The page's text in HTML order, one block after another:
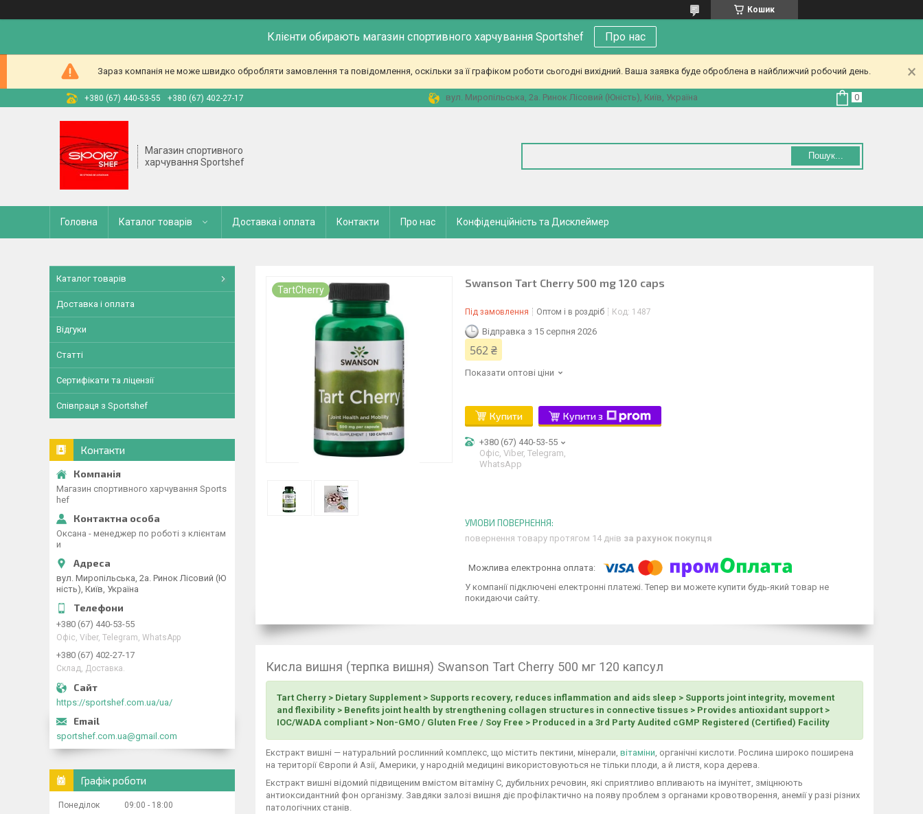
Кошик
Клієнти обирають магазин спортивного харчування Sportshef Про нас
Зараз компанія не може швидко обробляти замовлення та повідомлення, оскільки за її графіком роботи сьогодні вихідний. Ваша заявка буде оброблена в найближчий робочий день.
+380 (67) 440-53-55 +380 (67) 402-27-17 вул. Миропільська, 2а. Ринок Лісовий (Юність), Київ, Україна
Магазин спортивного
харчування Sportshef
Пошук...
Головна Каталог товарів Доставка і оплата Контакти Про нас Конфіденційність та Дисклеймер
TartCherry
Swanson Tart Cherry 500 mg 120 caps
Під замовлення Оптом і в роздріб Код: 1487
Відправка з 15 серпня 2026
562 ₴
Показати оптові ціни
Купити Купити з
+380 (67) 440-53-55
Офіс, Viber, Telegram,
WhatsApp
повернення товару протягом 14 днів за рахунок покупця
У компанії підключені електронні платежі. Тепер ви можете купити будь-який товар не
покидаючи сайту.
Кисла вишня (терпка вишня) Swanson Tart Cherry 500 мг 120 капсул
Tart Cherry > Dietary Supplement > Supports recovery, reduces inflammation and aids sleep > Supports joint integrity, movement
and flexibility > Benefits joint health by strengthening collagen structures in connective tissues > Provides antioxidant support >
IOC/WADA compliant > Non-GMO / Gluten Free / Soy Free > Produced in a 3rd Party Audited cGMP Registered (Certified) Facility
Екстракт вишні — натуральний рослинний комплекс, що містить пектини, мінерали, вітаміни , органічні кислоти. Рослина широко поширена
на території Європи й Азії, Америки, у народній медицині використовуються не тільки плоди, а й листя, кора дерева.
Екстракт вишні відомий підвищеним вмістом вітаміну C, дубильних речовин, які сприятливо впливають на імунітет, зміцнюють
антиоксидантний фон організму. Завдяки залозі вишня діє профілактично на появу проблем з органами кровотворення, анемії у разі різних
патологічних станів.
Каталог товарів
Доставка і оплата
Відгуки
Статті
Сертифікати та ліцензії
Співпраця з Sportshef
Контакти
Магазин спортивного харчування Sports
hef
Оксана - менеджер по роботі з клієнтам
и
вул. Миропільська, 2а. Ринок Лісовий (Ю
ність), Київ, Україна
+380 (67) 440-53-55
Офіс, Viber, Telegram, WhatsApp
+380 (67) 402-27-17
Склад, Доставка.
https://sportshef.com.ua/ua/
sportshef.com.ua@gmail.com
Графік роботи
Понеділок 09:00
18:00